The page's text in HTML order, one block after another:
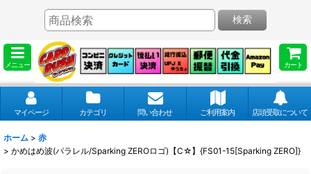
メニュー カート
検索
マイページ カテゴリ 問い合わせ ご利用案内 店頭受取について
ホーム > 赤
> かめはめ波(パラレル/Sparking ZEROロゴ)【C☆】{FS01-15[Sparking ZERO]}